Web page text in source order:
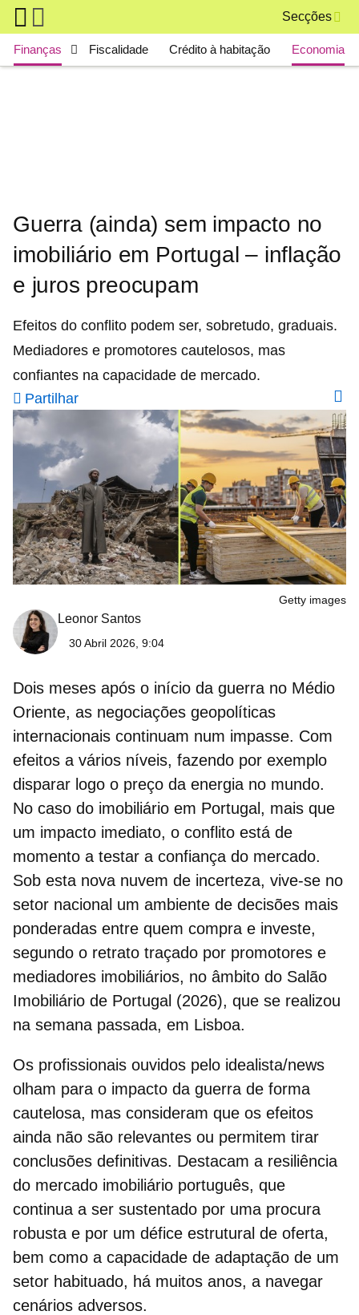
Skip to main content
Secções
Main navigation
Finanças Fiscalidade Crédito à habitação Economia
Guerra (ainda) sem impacto no
imobiliário em Portugal – inflação
e juros preocupam
Efeitos do conflito podem ser, sobretudo, graduais.
Mediadores e promotores cautelosos, mas
confiantes na capacidade de mercado.
Partilhar
Getty images
Leonor Santos
30 Abril 2026, 9:04
Dois meses após o início da guerra no Médio
Oriente, as negociações geopolíticas
internacionais continuam num impasse. Com
efeitos a vários níveis, fazendo por exemplo
disparar logo o preço da energia no mundo.
No caso do imobiliário em Portugal, mais que
um impacto imediato, o conflito está de
momento a testar a confiança do mercado.
Sob esta nova nuvem de incerteza, vive-se no
setor nacional um ambiente de decisões mais
ponderadas entre quem compra e investe,
segundo o retrato traçado por promotores e
mediadores imobiliários, no âmbito do Salão
Imobiliário de Portugal (2026), que se realizou
na semana passada, em Lisboa.
Os profissionais ouvidos pelo idealista/news
olham para o impacto da guerra de forma
cautelosa, mas consideram que os efeitos
ainda não são relevantes ou permitem tirar
conclusões definitivas. Destacam a resiliência
do mercado imobiliário português, que
continua a ser sustentado por uma procura
robusta e por um défice estrutural de oferta,
bem como a capacidade de adaptação de um
setor habituado, há muitos anos, a navegar
cenários adversos.